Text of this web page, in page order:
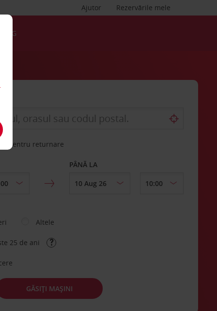
Rezervările mele
Ajutor
pentru returnare
PÂNĂ LA
Altele
25 de ani
GĂSIȚI MAȘINI